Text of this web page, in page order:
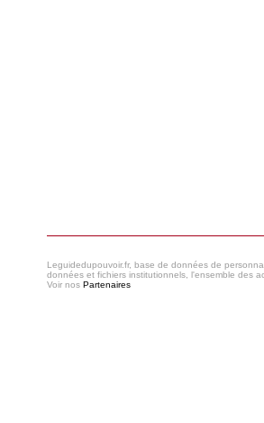
Leguidedupouvoir.fr, base de données de
données et fichiers institutionnels, l'ensemble des
Voir nos Partenaires